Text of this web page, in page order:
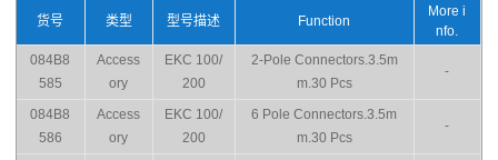
货号 类型 型号描述 Function
More i
nfo.
084B8
585
Access
ory
EKC 100/
200
2-Pole Connectors.3.5m
m.30 Pcs
-
084B8
586
Access
ory
EKC 100/
200
6 Pole Connectors.3.5m
m.30 Pcs
-